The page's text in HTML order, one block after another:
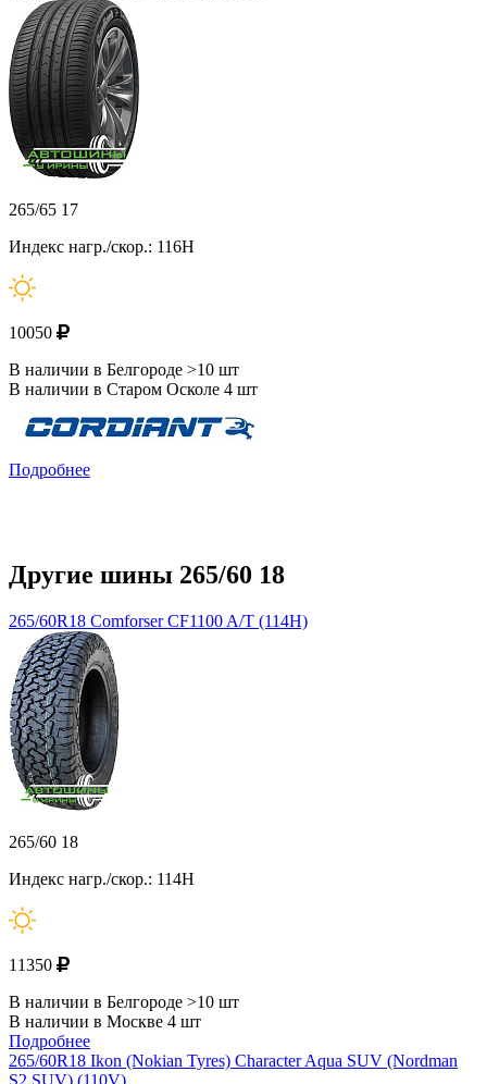
265/65 17
Индекс нагр./скор.: 116H
10050
В наличии в Белгороде >10 шт
В наличии в Старом Осколе 4 шт
Подробнее
Другие шины 265/60 18
265/60R18 Comforser CF1100 A/Т (114H)
265/60 18
Индекс нагр./скор.: 114H
11350
В наличии в Белгороде >10 шт
В наличии в Москве 4 шт
Подробнее
265/60R18 Ikon (Nokian Tyres) Character Aqua SUV (Nordman
S2 SUV) (110V)